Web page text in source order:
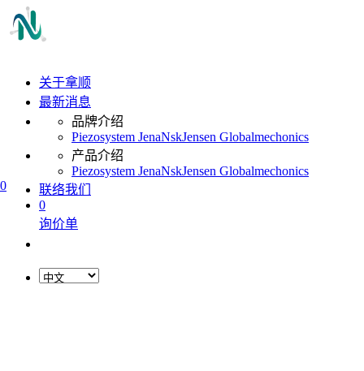
0
关于拿顺
最新消息
品牌介绍
Piezosystem JenaNskJensen Globalmechonics
产品介绍
Piezosystem JenaNskJensen Globalmechonics
联络我们
0
询价单